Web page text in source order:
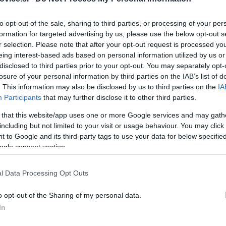
opt-out of the sale, sharing to third parties, or processing of your
for targeted advertising by us, please use the below opt-out
selection. Please note that after your opt-out request is processed
interest-based ads based on personal information utilized by us
to third parties prior to your opt-out. You may separately
of your personal information by third parties on the IAB’s list of
This information may also be disclosed by us to third parties on the
Participants that may further disclose it to other third parties.
that this website/app uses one or more Google services and may
but not limited to your visit or usage behaviour. You may
to Google and its third-party tags to use your data for below
consent section.
Data Processing Opt Outs
opt-out of the Sharing of my personal data.
in izvajanju ukrepov, povezanih s preprečevanjem
na kontrolnih točkah na notranjih mejah Republike
objavljal na svojih spletnih straneh.